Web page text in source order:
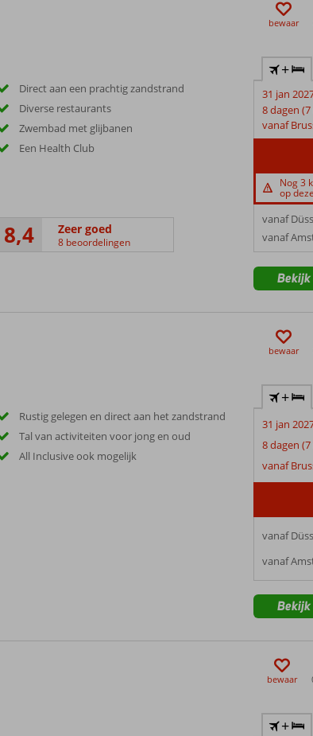
bewaar
Direct aan een prachtig zandstrand
Diverse restaurants
Zwembad met glijbanen
Een Health Club
8,4 Zeer goed
8 beoordelingen
+
31 jan
8 dagen
vanaf
Nog 3
op
vanaf
vanaf
Bekijk
bewaar
Rustig gelegen en direct aan het zandstrand
Tal van activiteiten voor jong en oud
All Inclusive ook mogelijk
+
31 jan
8 dagen
vanaf
vanaf
vanaf
Bekijk
bewaar
+